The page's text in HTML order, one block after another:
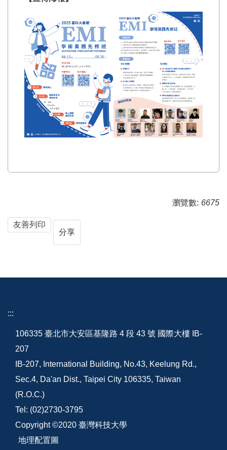
瀏覽數: 6675
友善列印
分享
:::
106335 臺北市大安區基隆路 4 段 43 號 國際大樓 IB-
207
IB-207, International Building, No.43, Keelung Rd.,
Sec.4, Da'an Dist., Taipei City 106335, Taiwan
(R.O.C.)
Tel: (02)2730-3795
Copyright ©2020 臺灣科技大學
地理配置圖